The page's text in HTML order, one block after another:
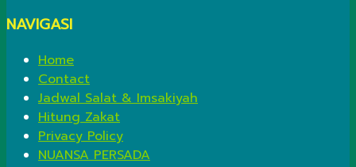
NAVIGASI
Home
Contact
Jadwal Salat & Imsakiyah
Hitung Zakat
Privacy Policy
NUANSA PERSADA